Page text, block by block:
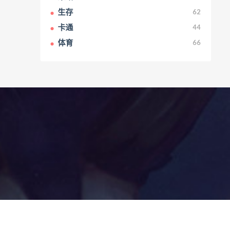
生存 62
卡通 44
体育 66